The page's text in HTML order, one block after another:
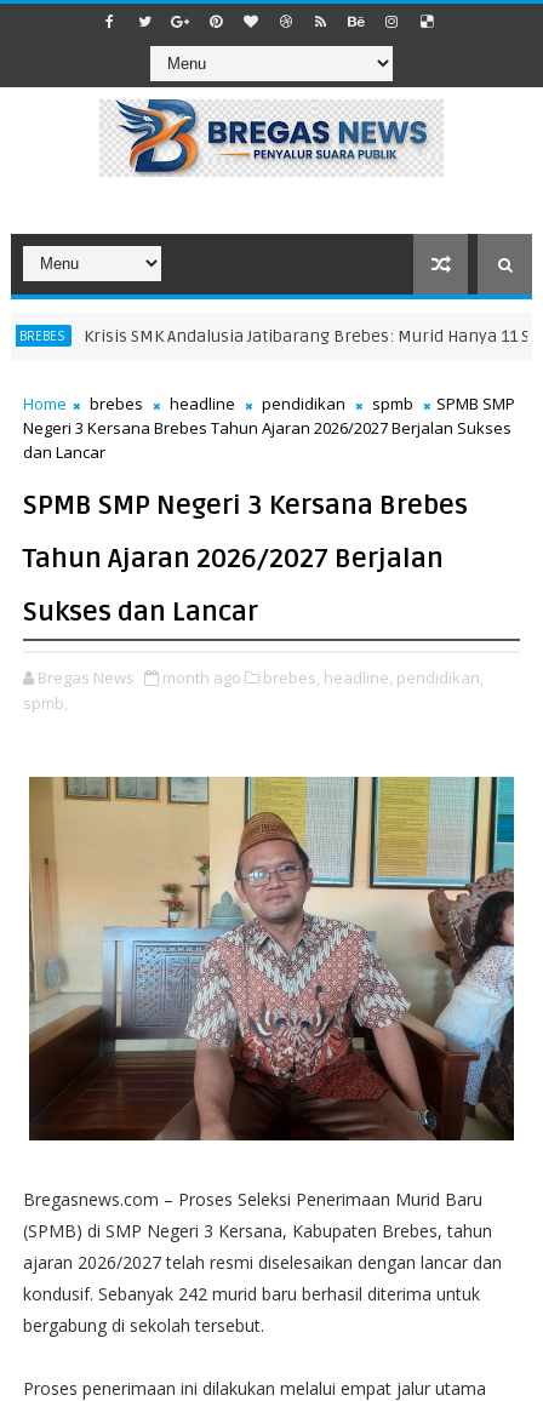
Krisis SMK Andalusia Jatibarang Brebes: Murid Hanya 11
Home brebes headline pendidikan spmb
​SPMB SMP
Negeri 3 Kersana Brebes Tahun Ajaran 2026/2027 Berjalan Sukses
dan Lancar
​SPMB SMP Negeri 3 Kersana Brebes
Tahun Ajaran 2026/2027 Berjalan
Sukses dan Lancar
Bregas News month ago brebes, headline, pendidikan,
spmb,
​Bregasnews.com – Proses Seleksi Penerimaan Murid Baru
(SPMB) di SMP Negeri 3 Kersana, Kabupaten Brebes, tahun
ajaran 2026/2027 telah resmi diselesaikan dengan lancar dan
kondusif. Sebanyak 242 murid baru berhasil diterima untuk
bergabung di sekolah tersebut.
​Proses penerimaan ini dilakukan melalui empat jalur utama